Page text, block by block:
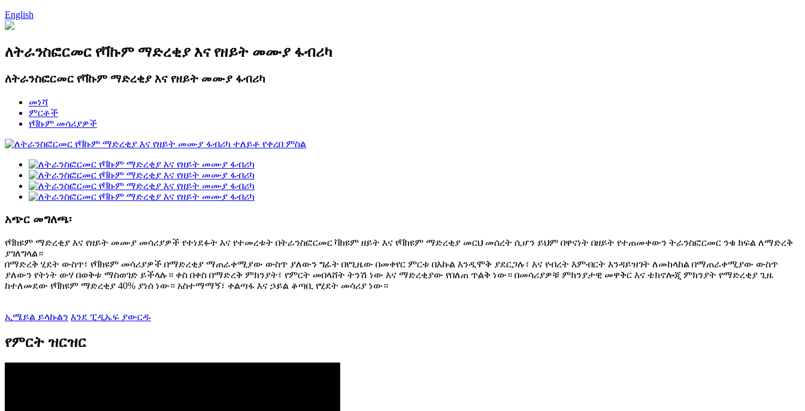
English
ለትራንስፎርመር የቫኩም ማድረቂያ እና የዘይት መሙያ ፋብሪካ
ለትራንስፎርመር የቫኩም ማድረቂያ እና የዘይት መሙያ ፋብሪካ
መነሻ
ምርቶች
የቫኩም መሳሪያዎች
አጭር መግለጫ፡
የቫክዩም ማድረቂያ እና የዘይት መሙያ መሳሪያዎች የተነደፉት እና የተመረቱት በትራንስፎርመር ቫክዩም ዘይት እና የቫክዩም ማድረቂያ መርህ መሰረት ሲሆን ይህም በዋናነት በዘይት የተጠመቀውን ትራንስፎርመር ንቁ ክፍል ለማድረቅ
ያገለግላል።
በማድረቅ ሂደት ውስጥ፣ የቫክዩም መሳሪያዎች በማድረቂያ ማጠራቀሚያው ውስጥ ያለውን ግፊት በየጊዜው በመቀየር ምርቱ በእኩል እንዲሞቅ ያደርጋሉ፣ እና የብረት እምብርት እንዳይዝገት ለመከላከል በማጠራቀሚያው ውስጥ
ያለውን የትነት ውሃ በወቅቱ ማስወገድ ይችላሉ። ቀስ በቀስ በማድረቅ ምክንያት፣ የምርት መበላሸት ትንሽ ነው እና ማድረቂያው የበለጠ ጥልቅ ነው። በመሳሪያዎቹ ምክንያታዊ መዋቅር እና ቴክኖሎጂ ምክንያት የማድረቂያ ጊዜ
ከተለመደው የቫክዩም ማድረቂያ 40% ​​ያነሰ ነው። አስተማማኝ፣ ቀልጣፋ እና ኃይል ቆጣቢ የሂደት መሳሪያ ነው።
ኢሜይል ይላኩልን እንደ ፒዲኤፍ ያውርዱ
የምርት ዝርዝር